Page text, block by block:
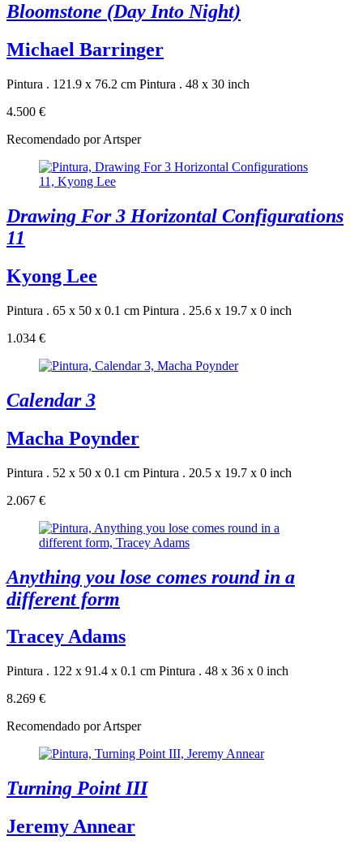
Bloomstone (Day Into Night)
Michael Barringer
Pintura . 121.9 x 76.2 cm Pintura . 48 x 30 inch
4.500 €
Recomendado por Artsper
Drawing For 3 Horizontal Configurations
11
Kyong Lee
Pintura . 65 x 50 x 0.1 cm Pintura . 25.6 x 19.7 x 0 inch
1.034 €
Calendar 3
Macha Poynder
Pintura . 52 x 50 x 0.1 cm Pintura . 20.5 x 19.7 x 0 inch
2.067 €
Anything you lose comes round in a
different form
Tracey Adams
Pintura . 122 x 91.4 x 0.1 cm Pintura . 48 x 36 x 0 inch
8.269 €
Recomendado por Artsper
Turning Point III
Jeremy Annear